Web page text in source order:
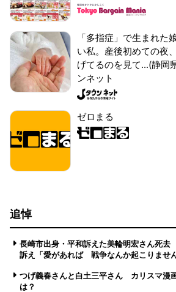
「多指症」で生まれた
い私。産後初めての夜
げてるのを見て...(静岡
ンネット
ゼロまる
追悼
長崎市出身・平和訴えた美輪明宏さん死
訴え「愛があれば 戦争なんか起こりません
つげ義春さんと白土三平さん カリスマ漫
は？